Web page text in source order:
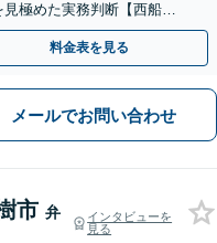
極めた実務判断【西船橋
料金表を見る
メールでお問い合わせ
市 弁
インタビューを
見る